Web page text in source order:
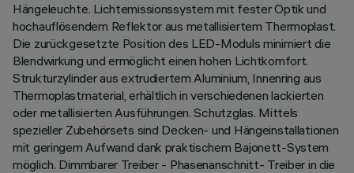
Hängeleuchte. Lichtemissionssystem mit fester Optik und
hochauflösendem Reflektor aus metallisiertem Thermoplast.
Die zurückgesetzte Position des LED-Moduls minimiert die
Blendwirkung und ermöglicht einen hohen Lichtkomfort.
Strukturzylinder aus extrudiertem Aluminium, Innenring aus
Thermoplastmaterial, erhältlich in verschiedenen lackierten
oder metallisierten Ausführungen. Schutzglas. Mittels
spezieller Zubehörsets sind Decken- und Hängeinstallationen
mit geringem Aufwand dank praktischem Bajonett-System
möglich. Dimmbarer Treiber - Phasenanschnitt- Treiber in die